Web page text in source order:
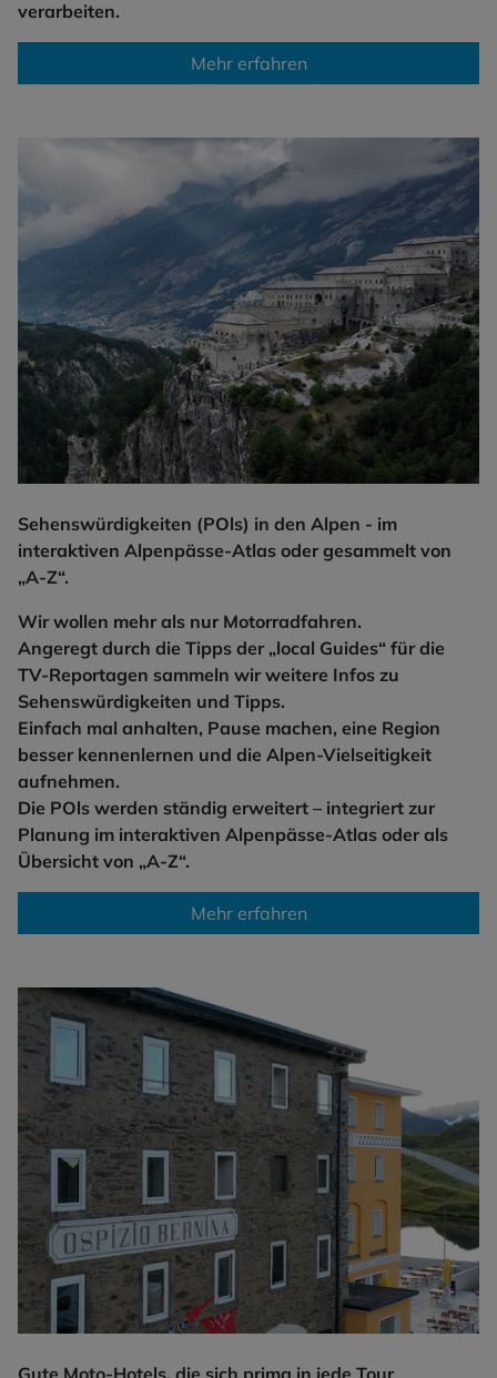
verarbeiten.
Mehr erfahren
Sehenswürdigkeiten (POls) in den Alpen - im
interaktiven Alpenpässe-Atlas oder gesammelt von
„A-Z“.
Wir wollen mehr als nur Motorradfahren.
Angeregt durch die Tipps der „local Guides“ für die
TV-Reportagen sammeln wir weitere Infos zu
Sehenswürdigkeiten und Tipps.
Einfach mal anhalten, Pause machen, eine Region
besser kennenlernen und die Alpen-Vielseitigkeit
aufnehmen.
Die POls werden ständig erweitert – integriert zur
Planung im interaktiven Alpenpässe-Atlas oder als
Übersicht von „A-Z“.
Mehr erfahren
Gute Moto-Hotels, die sich prima in jede Tour